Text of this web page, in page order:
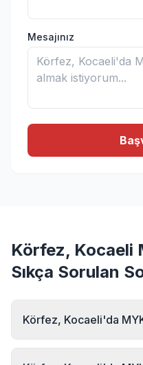
Mesajınız
Körfez, Kocaeli
Sıkça Sorulan
Körfez, Kocaeli'da
Körfez, Kocaeli
Sınav Merkezi'ne